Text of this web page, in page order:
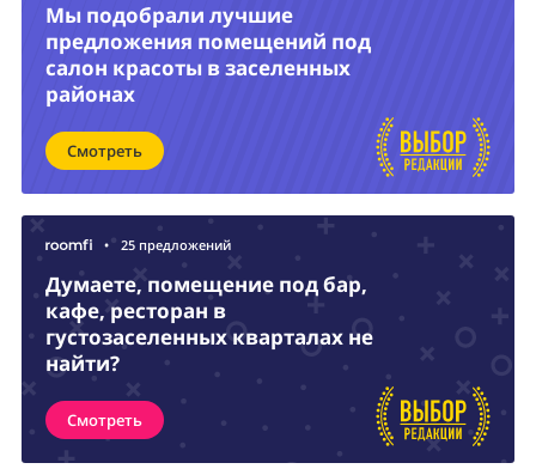
Мы подобрали лучшие
предложения помещений под
салон красоты в заселенных
районах
Смотреть
• 25 предложений
Думаете, помещение под бар,
кафе, ресторан в
густозаселенных кварталах не
найти?
Смотреть